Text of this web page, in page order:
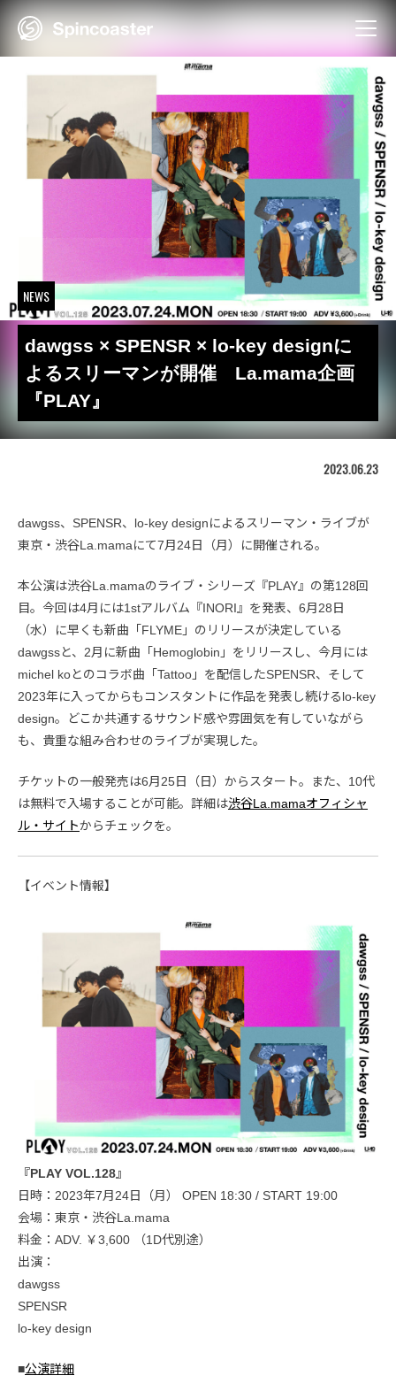
Skip
NEWS
dawgss × SPENSR × lo-key designに
よるスリーマンが開催 La.mama企画
『PLAY』
2023.06.23
dawgss、SPENSR、lo-key designによるスリーマン・ライブが
東京・渋谷La.mamaにて7月24日（月）に開催される。
本公演は渋谷La.mamaのライブ・シリーズ『PLAY』の第128回
目。今回は4月には1stアルバム『INORI』を発表、6月28日
（水）に早くも新曲「FLYME」のリリースが決定している
dawgssと、2月に新曲「Hemoglobin」をリリースし、今月には
michel koとのコラボ曲「Tattoo」を配信したSPENSR、そして
2023年に入ってからもコンスタントに作品を発表し続けるlo-key
design。どこか共通するサウンド感や雰囲気を有していながら
も、貴重な組み合わせのライブが実現した。
チケットの一般発売は6月25日（日）からスタート。また、10代
は無料で入場することが可能。詳細は渋谷La.mamaオフィシャ
ル・サイトからチェックを。
【イベント情報】
『PLAY VOL.128』
日時：2023年7月24日（月） OPEN 18:30 / START 19:00
会場：東京・渋谷La.mama
料金：ADV. ￥3,600 （1D代別途）
出演：
dawgss
SPENSR
lo-key design
■公演詳細